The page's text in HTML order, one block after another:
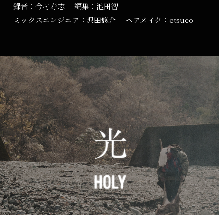
録音：今村寿志
編集：池田智
ミックスエンジニア：沢田悠介
ヘアメイク：etsuco